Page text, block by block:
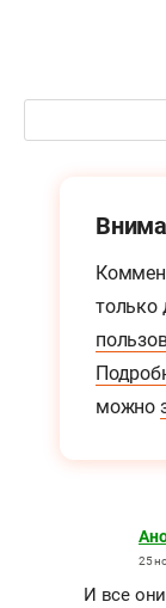
только
можно
25
И все